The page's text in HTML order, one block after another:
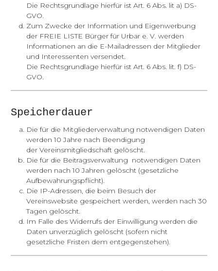
Die Rechtsgrundlage hierfür ist Art. 6 Abs. lit a) DS-
GVO.
Zum Zwecke der Information und Eigenwerbung
der FREIE LISTE Bürger für Urbar e. V. werden
Informationen an die E-Mailadressen der Mitglieder
und Interessenten versendet.
Die Rechtsgrundlage hierfür ist Art. 6 Abs. lit. f) DS-
GVO.
Speicherdauer
Die für die Mitgliederverwaltung notwendigen Daten
werden 10 Jahre nach Beendigung
der Vereinsmitgliedschaft gelöscht.
Die für die Beitragsverwaltung notwendigen Daten
werden nach 10 Jahren gelöscht (gesetzliche
Aufbewahrungspflicht).
Die IP-Adressen, die beim Besuch der
Vereinswebsite gespeichert werden, werden nach 30
Tagen gelöscht.
Im Falle des Widerrufs der Einwilligung werden die
Daten unverzüglich gelöscht (sofern nicht
gesetzliche Fristen dem entgegenstehen).